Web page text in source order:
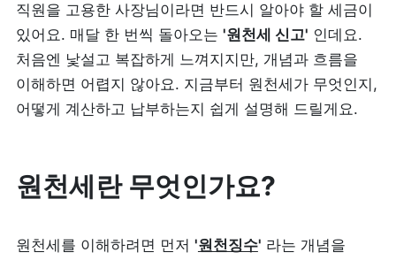
고객관리 키오스크
픽업주문
테이블주문
직원을 고용한 사장님이라면 반드시 알아야 할 세금이
있어요. 매달 한 번씩 돌아오는 '원천세 신고' 인데요.
처음엔 낯설고 복잡하게 느껴지지만, 개념과 흐름을
이해하면 어렵지 않아요. 지금부터 원천세가 무엇인지,
어떻게 계산하고 납부하는지 쉽게 설명해 드릴게요.
원천세란 무엇인가요?
원천세를 이해하려면 먼저 '원천징수' 라는 개념을